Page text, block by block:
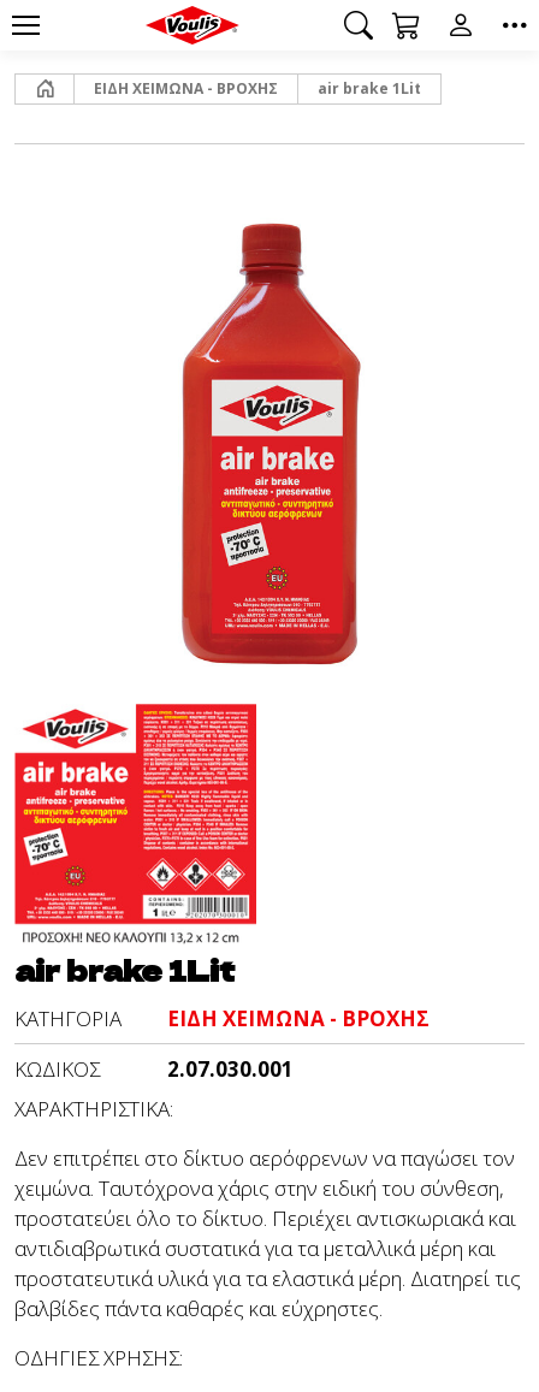
Αρχική ΕΙΔΗ ΧΕΙΜΩΝΑ - ΒΡΟΧΗΣ air brake 1Lit
air brake 1Lit
ΚΑΤΗΓΟΡΊΑ
ΕΙΔΗ ΧΕΙΜΩΝΑ - ΒΡΟΧΗΣ
ΚΩΔΙΚΌΣ
2.07.030.001
ΧΑΡΑΚΤΗΡΙΣΤΙΚΑ:
Δεν επιτρέπει στο δίκτυο αερόφρενων να παγώσει τον
χειμώνα. Ταυτόχρονα χάρις στην ειδική του σύνθεση,
προστατεύει όλο το δίκτυο. Περιέχει αντισκωριακά και
αντιδιαβρωτικά συστατικά για τα μεταλλικά μέρη και
προστατευτικά υλικά για τα ελαστικά μέρη. Διατηρεί τις
βαλβίδες πάντα καθαρές και εύχρηστες.
ΟΔΗΓΙΕΣ ΧΡΗΣΗΣ: